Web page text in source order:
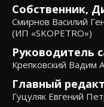
Собственник,
Смирнов Василий
(ИП «SKOPETRO»)
Руководитель
Крепковский Вадим
Главный
Гуцуляк Евгений